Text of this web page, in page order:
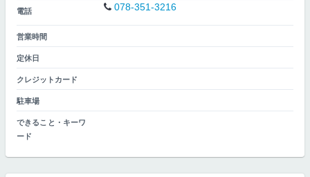
電話 078-351-3216
営業時間
定休日
クレジットカード
駐車場
できること・キーワ
ード